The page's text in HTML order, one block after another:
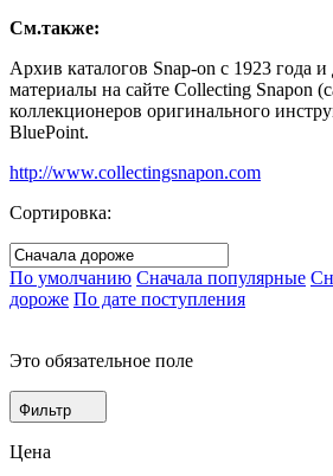
См.также:
Архив каталогов Snap-on с 1923 года
материалы на сайте Collecting Snapon
коллекционеров оригинального
BluePoint.
http://www.collectingsnapon.com
Сортировка:
По умолчанию Сначала популярные
дороже По дате поступления
Это обязательное поле
Фильтр
Цена